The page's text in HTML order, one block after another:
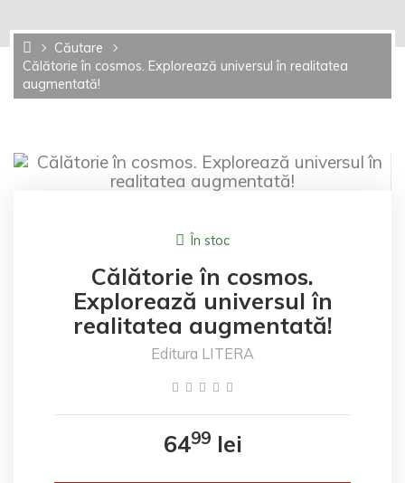
Căutare
Călătorie în cosmos. Explorează universul în realitatea
augmentată!
În stoc
Călătorie în cosmos.
Explorează universul în
realitatea augmentată!
Editura LITERA
6499lei